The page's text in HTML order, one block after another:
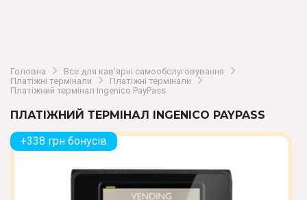
Головна
Все для кав'ярні самообслуговування
Платіжні термінали
Платіжні термінали
Платіжний термінал Ingenico PayPass
ПЛАТІЖНИЙ ТЕРМІНАЛ INGENICO PAYPASS
+338 грн бонусів